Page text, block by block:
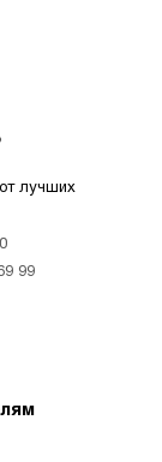
лучших
99